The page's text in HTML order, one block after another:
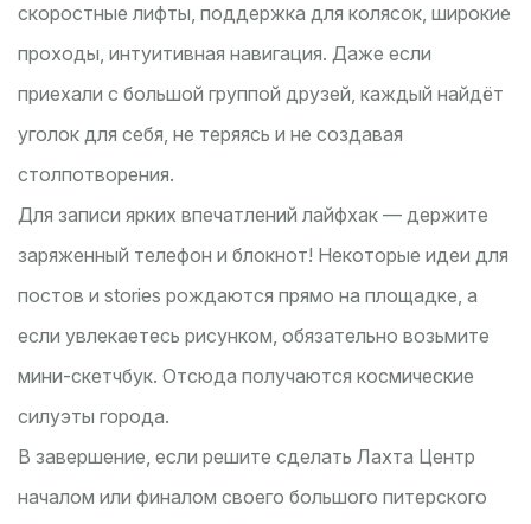
скоростные лифты, поддержка для колясок, широкие
проходы, интуитивная навигация. Даже если
приехали с большой группой друзей, каждый найдёт
уголок для себя, не теряясь и не создавая
столпотворения.
Для записи ярких впечатлений лайфхак — держите
заряженный телефон и блокнот! Некоторые идеи для
постов и stories рождаются прямо на площадке, а
если увлекаетесь рисунком, обязательно возьмите
мини-скетчбук. Отсюда получаются космические
силуэты города.
В завершение, если решите сделать Лахта Центр
началом или финалом своего большого питерского